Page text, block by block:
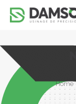
Home